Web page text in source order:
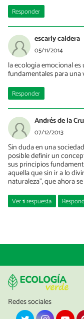
Responder
escarly caldera
05/11/2014
la ecologia emocional
fundamentales para una
Responder
Andrés de la
07/12/2013
Sin duda en una
posible definir un
sus principios
aquella que sin ir a lo
naturaleza", que ahora
Ver1respuesta
Interesante matiz.
están abiertas a todo
Redes sociales